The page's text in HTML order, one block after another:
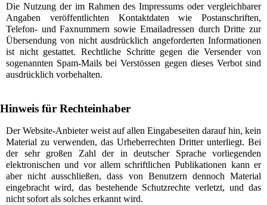
Die Nutzung der im Rahmen des Impressums oder vergleichbarer
Angaben veröffentlichten Kontaktdaten wie Postanschriften,
Telefon- und Faxnummern sowie Emailadressen durch Dritte zur
Übersendung von nicht ausdrücklich angeforderten Informationen
ist nicht gestattet. Rechtliche Schritte gegen die Versender von
sogenannten Spam-Mails bei Verstössen gegen dieses Verbot sind
ausdrücklich vorbehalten.
Hinweis für Rechteinhaber
Der Website-Anbieter weist auf allen Eingabeseiten darauf hin, kein
Material zu verwenden, das Urheberrechten Dritter unterliegt. Bei
der sehr großen Zahl der in deutscher Sprache vorliegenden
elektronischen und vor allem schriftlichen Publikationen kann er
aber nicht ausschließen, dass von Benutzern dennoch Material
eingebracht wird, das bestehende Schutzrechte verletzt, und das
nicht sofort als solches erkannt wird.